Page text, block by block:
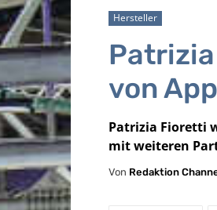
Hersteller
von
Patrizia Fioretti
mit weiteren
Von Redaktion